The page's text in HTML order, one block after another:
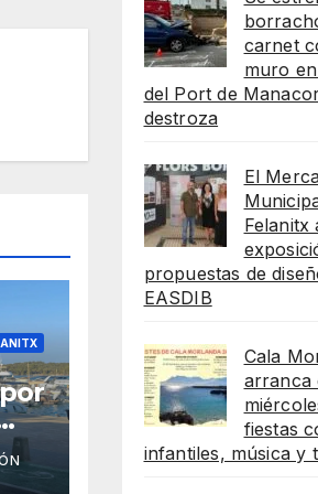
carnet
muro
del Port de
destroza
El
Felanitx
propuestas de
EASDIB
Cala
arranca
fiestas
infantiles, música y